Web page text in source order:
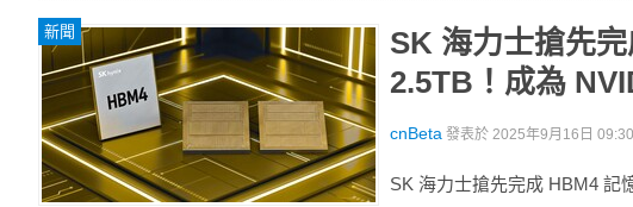
新聞
SK 海力士搶先
2.5TB！成為
cnBeta 發表於 2025年9月16日 09:30
SK 海力士搶先完成 HBM4 記